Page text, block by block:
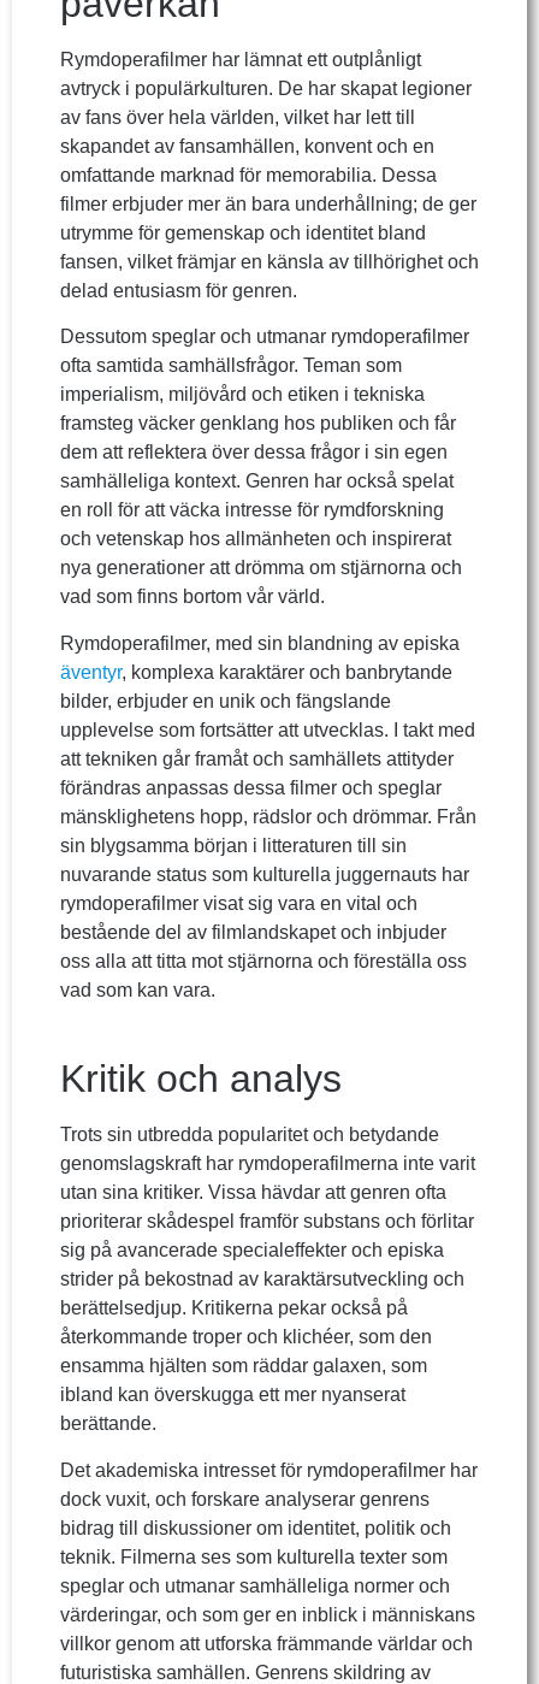
Rymdoperafilmer har lämnat ett outplånligt
avtryck i populärkulturen. De har skapat legioner
av fans över hela världen, vilket har lett till
skapandet av fansamhällen, konvent och en
omfattande marknad för memorabilia. Dessa
filmer erbjuder mer än bara underhållning; de ger
utrymme för gemenskap och identitet bland
fansen, vilket främjar en känsla av tillhörighet och
delad entusiasm för genren.
Dessutom speglar och utmanar rymdoperafilmer
ofta samtida samhällsfrågor. Teman som
imperialism, miljövård och etiken i tekniska
framsteg väcker genklang hos publiken och får
dem att reflektera över dessa frågor i sin egen
samhälleliga kontext. Genren har också spelat
en roll för att väcka intresse för rymdforskning
och vetenskap hos allmänheten och inspirerat
nya generationer att drömma om stjärnorna och
vad som finns bortom vår värld.
Rymdoperafilmer, med sin blandning av episka
äventyr, komplexa karaktärer och banbrytande
bilder, erbjuder en unik och fängslande
upplevelse som fortsätter att utvecklas. I takt med
att tekniken går framåt och samhällets attityder
förändras anpassas dessa filmer och speglar
mänsklighetens hopp, rädslor och drömmar. Från
sin blygsamma början i litteraturen till sin
nuvarande status som kulturella juggernauts har
rymdoperafilmer visat sig vara en vital och
bestående del av filmlandskapet och inbjuder
oss alla att titta mot stjärnorna och föreställa oss
vad som kan vara.
Kritik och analys
Trots sin utbredda popularitet och betydande
genomslagskraft har rymdoperafilmerna inte varit
utan sina kritiker. Vissa hävdar att genren ofta
prioriterar skådespel framför substans och förlitar
sig på avancerade specialeffekter och episka
strider på bekostnad av karaktärsutveckling och
berättelsedjup. Kritikerna pekar också på
återkommande troper och klichéer, som den
ensamma hjälten som räddar galaxen, som
ibland kan överskugga ett mer nyanserat
berättande.
Det akademiska intresset för rymdoperafilmer har
dock vuxit, och forskare analyserar genrens
bidrag till diskussioner om identitet, politik och
teknik. Filmerna ses som kulturella texter som
speglar och utmanar samhälleliga normer och
värderingar, och som ger en inblick i människans
villkor genom att utforska främmande världar och
futuristiska samhällen. Genrens skildring av